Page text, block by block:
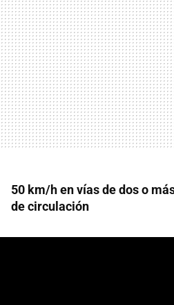
50 km/h en vías de dos o
de circulación